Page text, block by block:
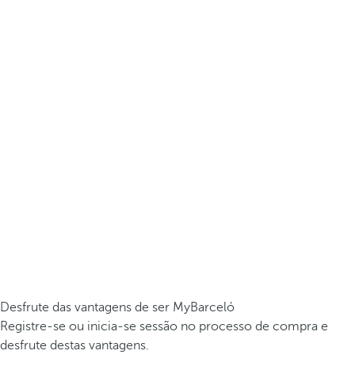
Desfrute das vantagens de ser MyBarceló
Registre-se ou inicia-se sessão no processo de compra e
desfrute destas vantagens.